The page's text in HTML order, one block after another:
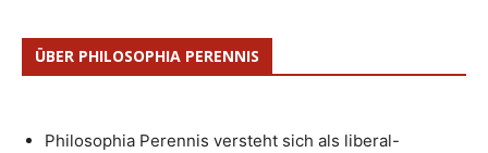
ÜBER PHILOSOPHIA PERENNIS
Philosophia Perennis versteht sich als liberal-